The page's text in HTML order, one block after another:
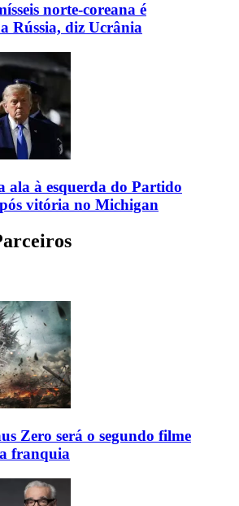
norte-coreana é
Rússia, diz Ucrânia
ala à esquerda do Partido
vitória no Michigan
Zero será o segundo filme
franquia